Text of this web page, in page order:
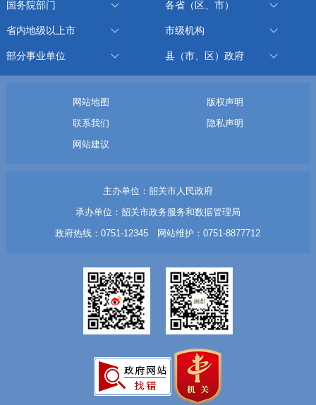
国务院部门 各省（区、市）
省内地级以上市 市级机构
部分事业单位 县（市、区）政府
网站地图
版权声明
联系我们
隐私声明
网站建议
主办单位：韶关市人民政府
承办单位：韶关市政务服务和数据管理局
政府热线：0751-12345 网站维护：0751-8877712